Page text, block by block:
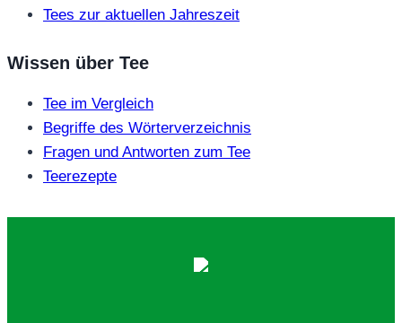
Tees zur aktuellen Jahreszeit
Wissen über Tee
Tee im Vergleich
Begriffe des Wörterverzeichnis
Fragen und Antworten zum Tee
Teerezepte